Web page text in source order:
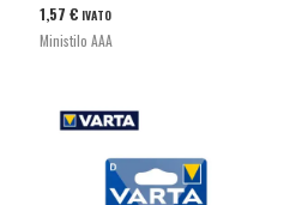
1,57 € IVATO
Ministilo AAA